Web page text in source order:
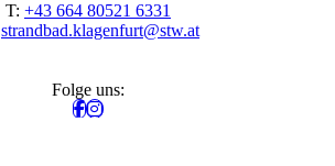
T: +43 664 80521 6331
strandbad.klagenfurt@stw.at
Folge uns: